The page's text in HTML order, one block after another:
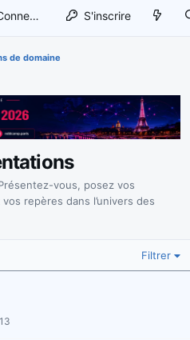
S'inscrire
de domaine
vous, posez vos
repères dans l’univers des
Filtrer